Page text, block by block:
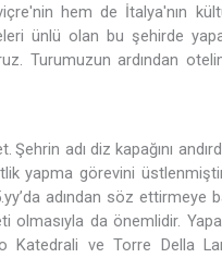
hem de İtalya'nın
ünlü olan bu şehirde
Turumuzun ardından
Şehrin adı diz kapağını
yapma görevini
adından söz ettirmeye
da önemlidir.
Katedrali ve Torre Della